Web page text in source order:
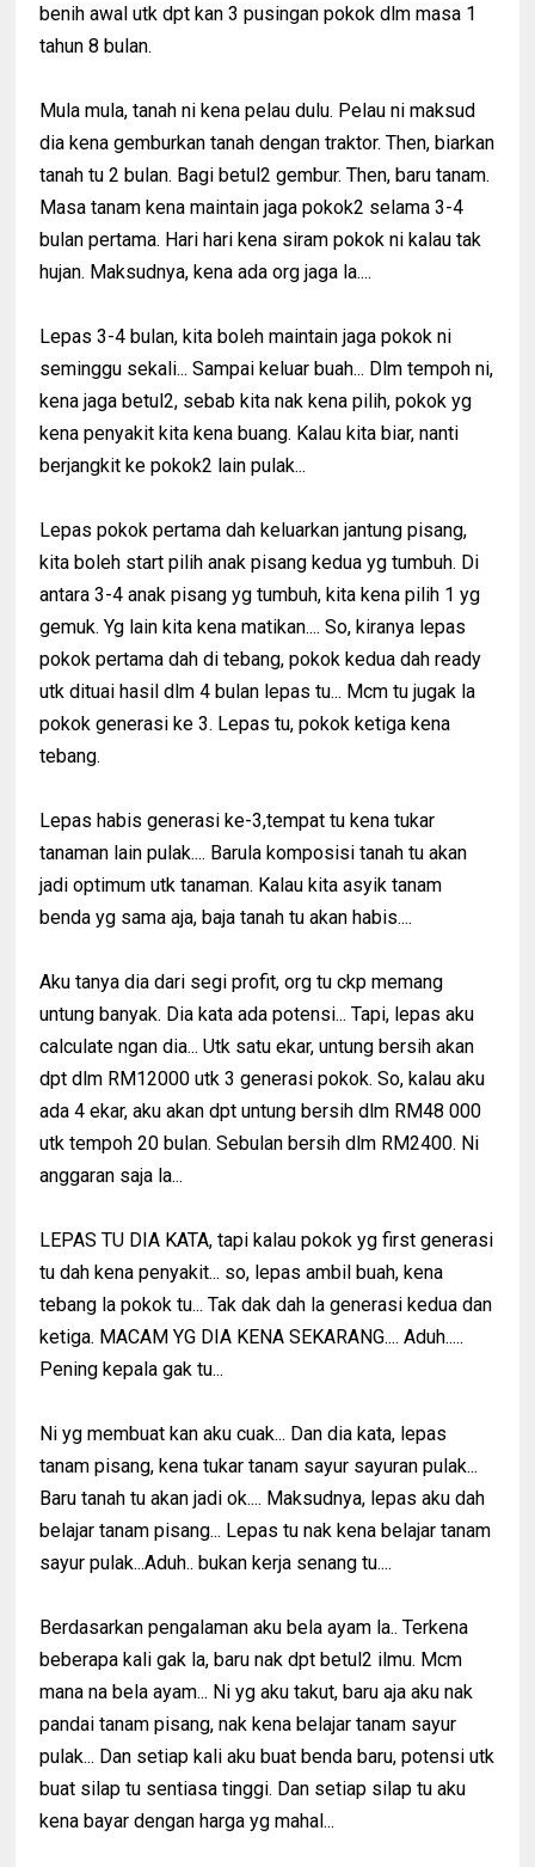
benih awal utk dpt kan 3 pusingan pokok dlm masa 1
tahun 8 bulan.
Mula mula, tanah ni kena pelau dulu. Pelau ni maksud
dia kena gemburkan tanah dengan traktor. Then, biarkan
tanah tu 2 bulan. Bagi betul2 gembur. Then, baru tanam.
Masa tanam kena maintain jaga pokok2 selama 3-4
bulan pertama. Hari hari kena siram pokok ni kalau tak
hujan. Maksudnya, kena ada org jaga la....
Lepas 3-4 bulan, kita boleh maintain jaga pokok ni
seminggu sekali... Sampai keluar buah... Dlm tempoh ni,
kena jaga betul2, sebab kita nak kena pilih, pokok yg
kena penyakit kita kena buang. Kalau kita biar, nanti
berjangkit ke pokok2 lain pulak...
Lepas pokok pertama dah keluarkan jantung pisang,
kita boleh start pilih anak pisang kedua yg tumbuh. Di
antara 3-4 anak pisang yg tumbuh, kita kena pilih 1 yg
gemuk. Yg lain kita kena matikan.... So, kiranya lepas
pokok pertama dah di tebang, pokok kedua dah ready
utk dituai hasil dlm 4 bulan lepas tu... Mcm tu jugak la
pokok generasi ke 3. Lepas tu, pokok ketiga kena
tebang.
Lepas habis generasi ke-3,tempat tu kena tukar
tanaman lain pulak.... Barula komposisi tanah tu akan
jadi optimum utk tanaman. Kalau kita asyik tanam
benda yg sama aja, baja tanah tu akan habis....
Aku tanya dia dari segi profit, org tu ckp memang
untung banyak. Dia kata ada potensi... Tapi, lepas aku
calculate ngan dia... Utk satu ekar, untung bersih akan
dpt dlm RM12000 utk 3 generasi pokok. So, kalau aku
ada 4 ekar, aku akan dpt untung bersih dlm RM48 000
utk tempoh 20 bulan. Sebulan bersih dlm RM2400. Ni
anggaran saja la...
LEPAS TU DIA KATA, tapi kalau pokok yg first generasi
tu dah kena penyakit... so, lepas ambil buah, kena
tebang la pokok tu... Tak dak dah la generasi kedua dan
ketiga. MACAM YG DIA KENA SEKARANG.... Aduh.....
Pening kepala gak tu...
Ni yg membuat kan aku cuak... Dan dia kata, lepas
tanam pisang, kena tukar tanam sayur sayuran pulak...
Baru tanah tu akan jadi ok.... Maksudnya, lepas aku dah
belajar tanam pisang... Lepas tu nak kena belajar tanam
sayur pulak...Aduh.. bukan kerja senang tu....
Berdasarkan pengalaman aku bela ayam la.. Terkena
beberapa kali gak la, baru nak dpt betul2 ilmu. Mcm
mana na bela ayam... Ni yg aku takut, baru aja aku nak
pandai tanam pisang, nak kena belajar tanam sayur
pulak... Dan setiap kali aku buat benda baru, potensi utk
buat silap tu sentiasa tinggi. Dan setiap silap tu aku
kena bayar dengan harga yg mahal...